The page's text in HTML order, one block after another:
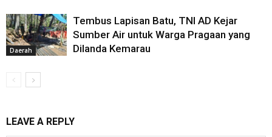
Daerah
Tembus Lapisan Batu, TNI AD Kejar
Sumber Air untuk Warga Pragaan yang
Dilanda Kemarau
LEAVE A REPLY